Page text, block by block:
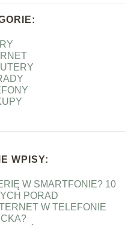
WPISY:
W SMARTFONIE? 10
PORAD
W TELEFONIE